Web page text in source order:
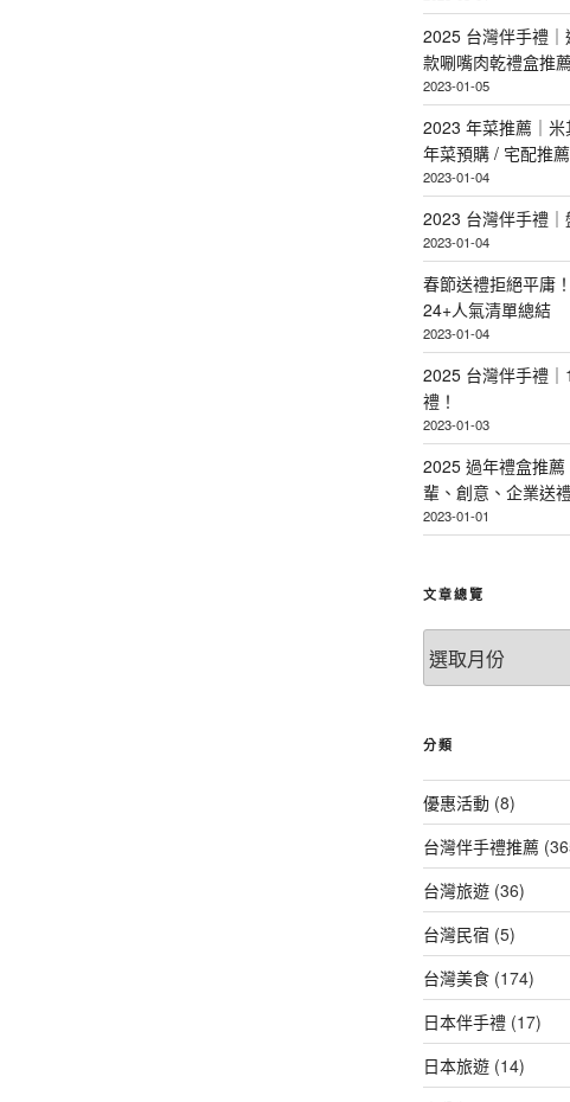
2025 台灣伴手禮
款唰嘴肉乾禮盒推
2023-01-05
2023 年菜推薦｜
年菜預購 / 宅配推
2023-01-04
2023 台灣伴手禮
2023-01-04
春節送禮拒絕平庸
24+人氣清單總結
2023-01-04
2025 台灣伴手禮
禮！
2023-01-03
2025 過年禮盒推
輩、創意、企業送
2023-01-01
文章總覽
章
總
分類
優惠活動(8)
台灣伴手禮推薦
台灣旅遊(36)
台灣民宿 (5)
台灣美食(174)
日本伴手禮(17)
日本旅遊(14)